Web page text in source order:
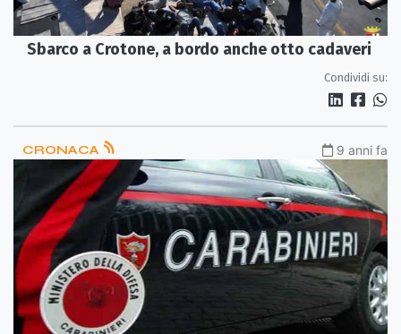
Sbarco a Crotone, a bordo anche otto cadaveri
Condividi su:
CRONACA 9 anni fa